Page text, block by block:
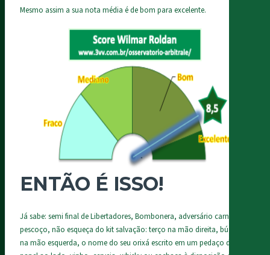
Mesmo assim a sua nota média é de bom para excelente.
ENTÃO É ISSO!
Já sabe: semi final de Libertadores, Bombonera, adversário carne de
pescoço, não esqueça do kit salvação: terço na mão direita, búzios
na mão esquerda, o nome do seu orixá escrito em um pedaço de